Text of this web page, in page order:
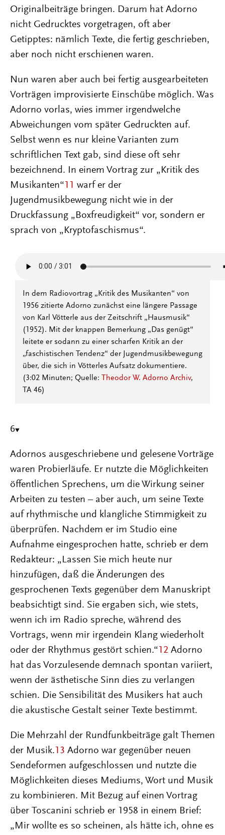
Originalbeiträge bringen. Darum hat Adorno
nicht Gedrucktes vorgetragen, oft aber
Getipptes: nämlich Texte, die fertig geschrieben,
aber noch nicht erschienen waren.
Nun waren aber auch bei fertig ausgearbeiteten
Vorträgen improvisierte Einschübe möglich. Was
Adorno vorlas, wies immer irgendwelche
Abweichungen vom später Gedruckten auf.
Selbst wenn es nur kleine Varianten zum
schriftlichen Text gab, sind diese oft sehr
bezeichnend. In einem Vortrag zur „Kritik des
Musikanten“11 warf er der
Jugendmusikbewegung nicht wie in der
Druckfassung „Boxfreudigkeit“ vor, sondern er
sprach von „Kryptofaschismus“.
In dem Radiovortrag „Kritik des Musikanten“ von
1956 zitierte Adorno zunächst eine längere Passage
von Karl Vötterle aus der Zeitschrift „Hausmusik“
(1952). Mit der knappen Bemerkung „Das genügt“
leitete er sodann zu einer scharfen Kritik an der
„faschistischen Tendenz“ der Jugendmusikbewegung
über, die sich in Vötterles Aufsatz dokumentiere.
(3:02 Minuten; Quelle:
Theodor W. Adorno Archiv,
TA 46)
6
Adornos ausgeschriebene und gelesene Vorträge
waren Probierläufe. Er nutzte die Möglichkeiten
öffentlichen Sprechens, um die Wirkung seiner
Arbeiten zu testen – aber auch, um seine Texte
auf rhythmische und klangliche Stimmigkeit zu
überprüfen. Nachdem er im Studio eine
Aufnahme eingesprochen hatte, schrieb er dem
Redakteur: „Lassen Sie mich heute nur
hinzufügen, daß die Änderungen des
gesprochenen Texts gegenüber dem Manuskript
beabsichtigt sind. Sie ergaben sich, wie stets,
wenn ich im Radio spreche, während des
Vortrags, wenn mir irgendein Klang wiederholt
oder der Rhythmus gestört schien.“12 Adorno
hat das Vorzulesende demnach spontan variiert,
wenn der ästhetische Sinn dies zu verlangen
schien. Die Sensibilität des Musikers hat auch
die akustische Gestalt seiner Texte bestimmt.
Die Mehrzahl der Rundfunkbeiträge galt Themen
der Musik.13 Adorno war gegenüber neuen
Sendeformen aufgeschlossen und nutzte die
Möglichkeiten dieses Mediums, Wort und Musik
zu kombinieren. Mit Bezug auf einen Vortrag
über Toscanini schrieb er 1958 in einem Brief:
„Mir wollte es so scheinen, als hätte ich, ohne es